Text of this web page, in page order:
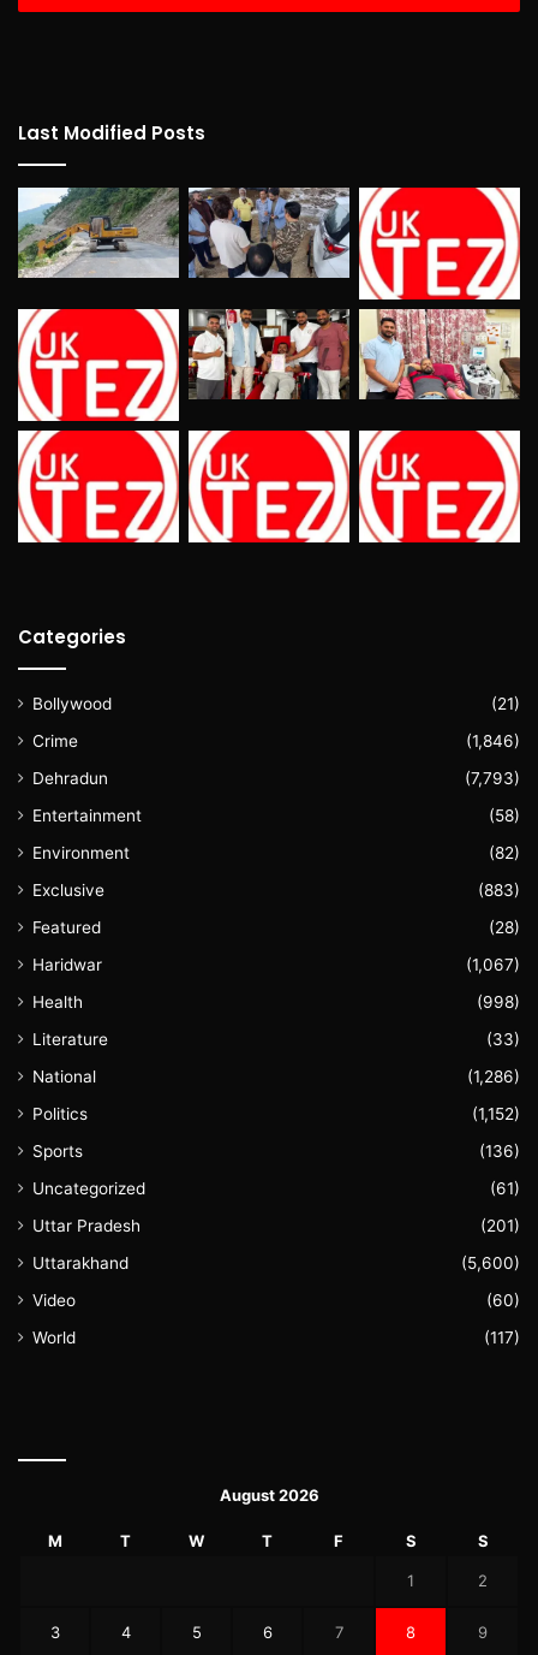
Last Modified Posts
Categories
Bollywood
(21)
Crime
(1,846)
Dehradun
(7,793)
Entertainment
(58)
Environment
(82)
Exclusive
(883)
Featured
(28)
Haridwar
(1,067)
Health
(998)
Literature
(33)
National
(1,286)
Politics
(1,152)
Sports
(136)
Uncategorized
(61)
Uttar Pradesh
(201)
Uttarakhand
(5,600)
Video
(60)
World
(117)
August 2026
M T W T F S S
1 2
3 4 5 6 7 8 9